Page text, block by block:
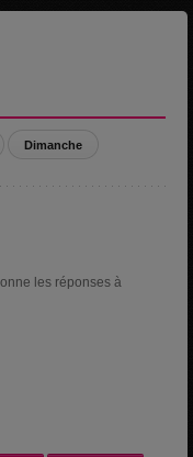
Dimanche
les réponses à